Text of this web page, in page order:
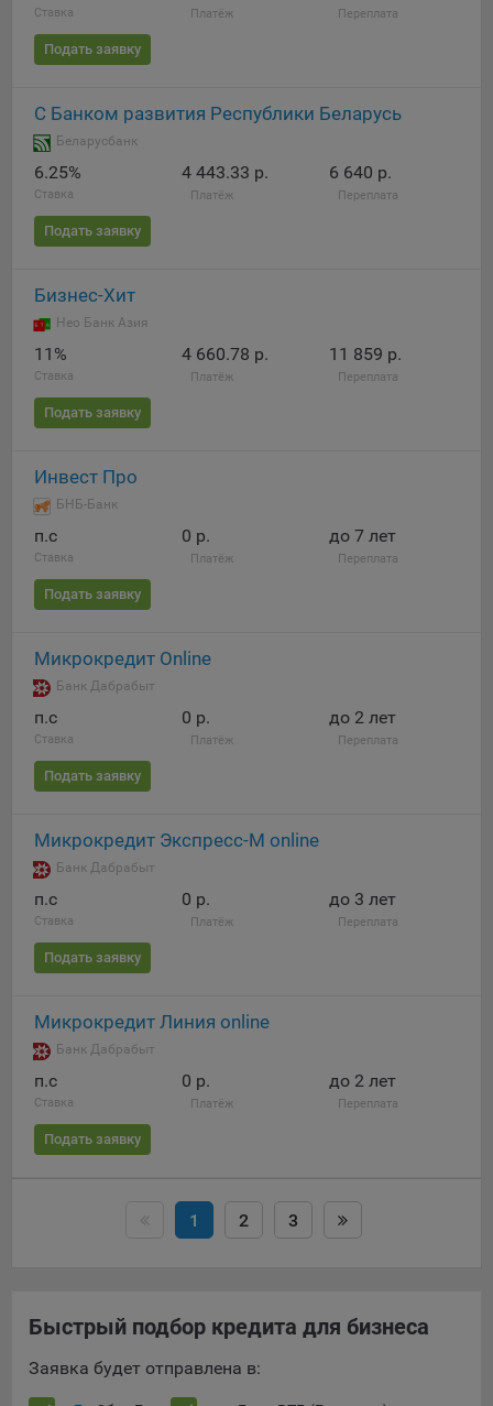
Ставка Платёж Переплата
Подать заявку
С Банком развития Республики Беларусь
Беларусбанк
6.25%
Ставка
4 443.33 р.
Платёж
6 640 р.
Переплата
Подать заявку
Бизнес-Хит
Нео Банк Азия
11%
Ставка
4 660.78 р.
Платёж
11 859 р.
Переплата
Подать заявку
Инвест Про
БНБ-Банк
п.c
Ставка
0 р.
Платёж
до 7 лет
Переплата
Подать заявку
Микрокредит Online
Банк Дабрабыт
п.c
Ставка
0 р.
Платёж
до 2 лет
Переплата
Подать заявку
Микрокредит Экспресс-М online
Банк Дабрабыт
п.c
Ставка
0 р.
Платёж
до 3 лет
Переплата
Подать заявку
Микрокредит Линия online
Банк Дабрабыт
п.c
Ставка
0 р.
Платёж
до 2 лет
Переплата
Подать заявку
1 2 3
Быстрый подбор кредита для бизнеса
Заявка будет отправлена в: